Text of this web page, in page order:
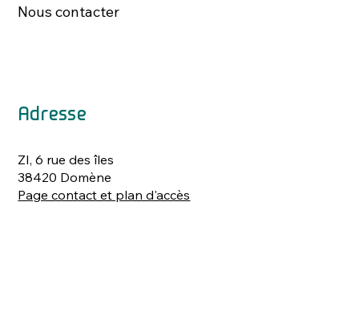
Nous contacter
Adresse
ZI, 6 rue des îles
38420 Domène
Page contact et plan d'accès